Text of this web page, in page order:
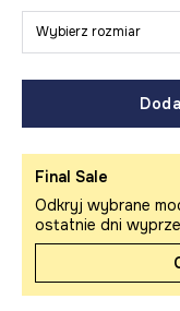
Wybierz rozmiar
Final Sale
Odkryj wybrane
ostatnie dni